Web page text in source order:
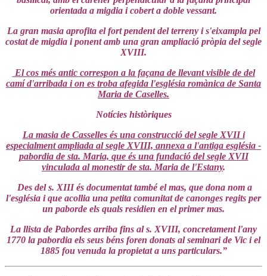
orientada a migdia i cobert a doble vessant.
La gran masia aprofita el fort pendent del terreny i s'eixampla pel
costat de migdia i ponent amb una gran ampliació pròpia del segle
XVIII.
El cos més antic correspon a la façana de llevant visible de del
camí d'arribada i on es troba afegida l'església romànica de Santa
Maria de Caselles.
Notícies històriques
La masia de Casselles és una construcció del segle XVII i
especialment ampliada al segle XVIII, annexa a l'antiga església -
pabordia de sta. Maria, que és una fundació del segle XVII
vinculada al monestir de sta. Maria de l'Estany.
Des del s. XIII és documentat també el mas, que dona nom a
l'església i que acollia una petita comunitat de canonges regits per
un paborde els quals residien en el primer mas.
La llista de Pabordes arriba fins al s. XVIII, concretament l'any
1770 la pabordia els seus béns foren donats al seminari de Vic i el
1885 fou venuda la propietat a uns particulars.”